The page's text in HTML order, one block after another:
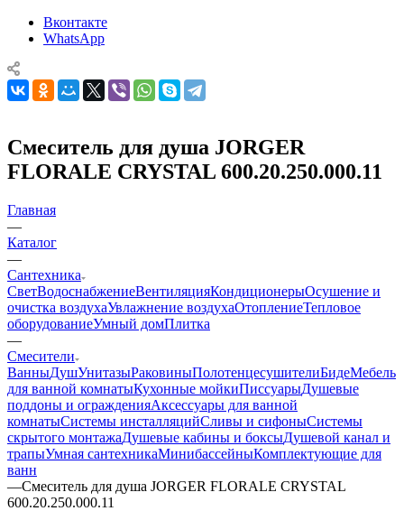
Вконтакте
WhatsApp
Смеситель для душа JORGER
FLORALE CRYSTAL 600.20.250.000.11
Главная
—
Каталог
—
Сантехника
СветВодоснабжениеВентиляцияКондиционерыОсушение и
очистка воздухаУвлажнение воздухаОтоплениеТепловое
оборудованиеУмный домПлитка
—
Смесители
ВанныДушУнитазыРаковиныПолотенцесушителиБидеМебель
для ванной комнатыКухонные мойкиПиссуарыДушевые
поддоны и огражденияАксессуары для ванной
комнатыСистемы инсталляцийСливы и сифоныСистемы
скрытого монтажаДушевые кабины и боксыДушевой канал и
трапыУмная сантехникаМинибассейныКомплектующие для
ванн
—Смеситель для душа JORGER FLORALE CRYSTAL
600.20.250.000.11